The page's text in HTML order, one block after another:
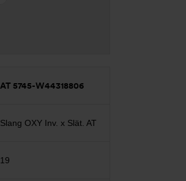
AT 5745-W44318806
Slang OXY Inv. x Slät. AT
19